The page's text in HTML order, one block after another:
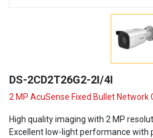
DS-2CD2T26G2-2I/4I
2 MP AcuSense Fixed Bullet Network
High quality imaging with 2 MP
Excellent low-light performance with